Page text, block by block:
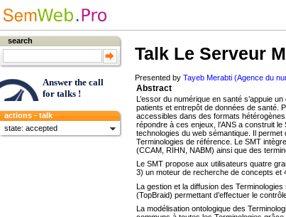
search
Answer the call
for talks !
actions - talk
state: accepted
Talk Le Serveur
Presented byTayeb Merabti (Agence du
Abstract
L’essor du numérique en santé s’appuie
patients et entrepôt de données de santé.
accessibles dans des formats
répondre à ces enjeux, l’ANS a construit
technologies du web sémantique. Il
Terminologies de référence. Le SMT
(CCAM, RIHN, NABM) ainsi que des
Le SMT propose aux utilisateurs quatre
3) un moteur de recherche de concepts et
La gestion et la diffusion des
(TopBraid) permettant d’effectuer le
La modélisation ontologique des